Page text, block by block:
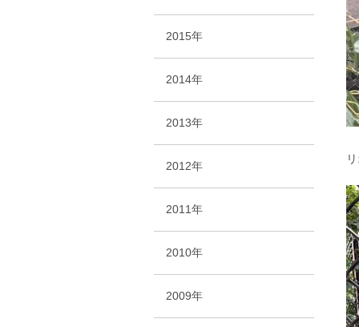
2015年
2014年
2013年
2012年
2011年
2010年
2009年